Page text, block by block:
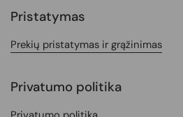
Pristatymas
Prekių pristatymas ir grąžinimas
Privatumo politika